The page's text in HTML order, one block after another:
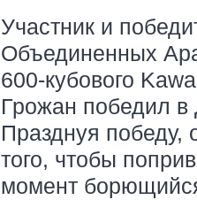
Участник и
Объединенных
600-кубового
Грожан победил в
Празднуя победу,
того, чтобы
момент